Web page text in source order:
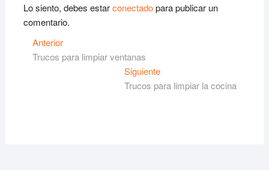
Lo siento, debes estarconectadopara publicar un
comentario.
Navegación
de
AnteriorEntrada
anterior:
Trucos para limpiar ventanas
SiguienteSiguiente
entrada:
Trucos para limpiar la cocina